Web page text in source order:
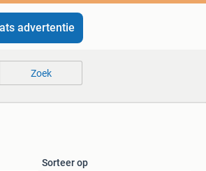
advertentie
Zoek
Sorteer op